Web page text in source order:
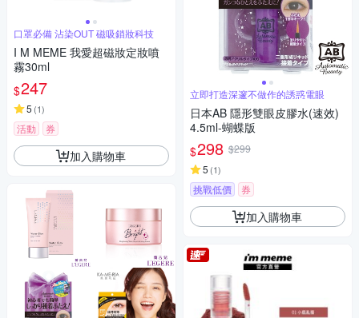
口罩必備 沾染OUT 磁吸鎖妝科技
I M MEME 我愛超磁妝定妝噴
霧30ml
$247
5 (1)
活動 券
加入購物車
立即打造深邃不做作的誘惑電眼
日本AB 隱形雙眼皮膠水(速效)
4.5ml-蝴蝶版
$298 $299
5 (1)
挑戰低價 券
加入購物車